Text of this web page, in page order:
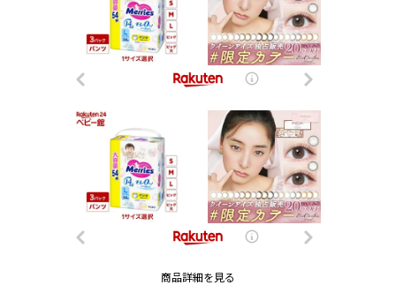
商品詳細を見る